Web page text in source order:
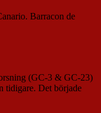
(GC-3 & GC-23)
tidigare. Det började